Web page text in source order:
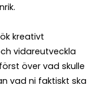
kreativt
vidareutveckla
över vad skulle
vad ni faktiskt ska